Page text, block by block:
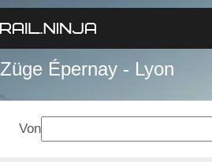
Züge Épernay - Lyon
Von